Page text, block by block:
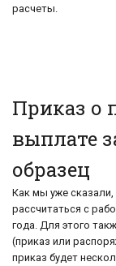
расчеты.
Приказ о
выплате
образец
Как мы уже
рассчитаться с
года. Для этого
(приказ или
приказ будет